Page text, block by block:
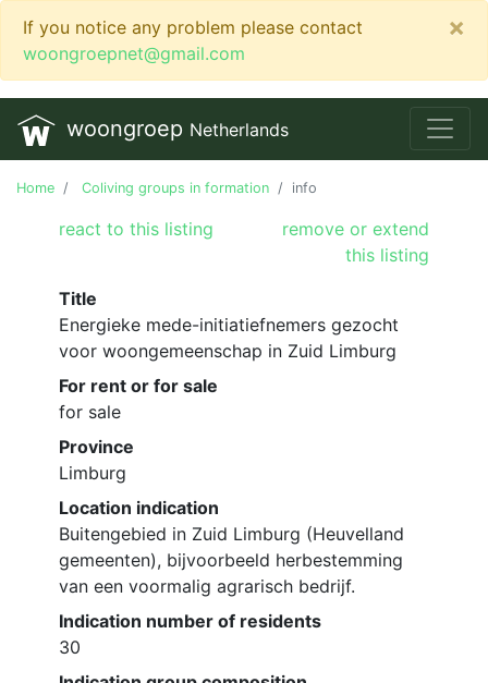
If you notice any problem please contact
woongroepnet@gmail.com
×
woongroep Netherlands
Home Coliving groups in formation info
react to this listing
remove or extend
this listing
Title
Energieke mede-initiatiefnemers gezocht
voor woongemeenschap in Zuid Limburg
For rent or for sale
for sale
Province
Limburg
Location indication
Buitengebied in Zuid Limburg (Heuvelland
gemeenten), bijvoorbeeld herbestemming
van een voormalig agrarisch bedrijf.
Indication number of residents
30